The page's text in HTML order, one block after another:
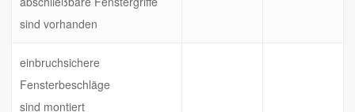
sind vorhanden
einbruchsichere
Fensterbeschläge
sind montiert